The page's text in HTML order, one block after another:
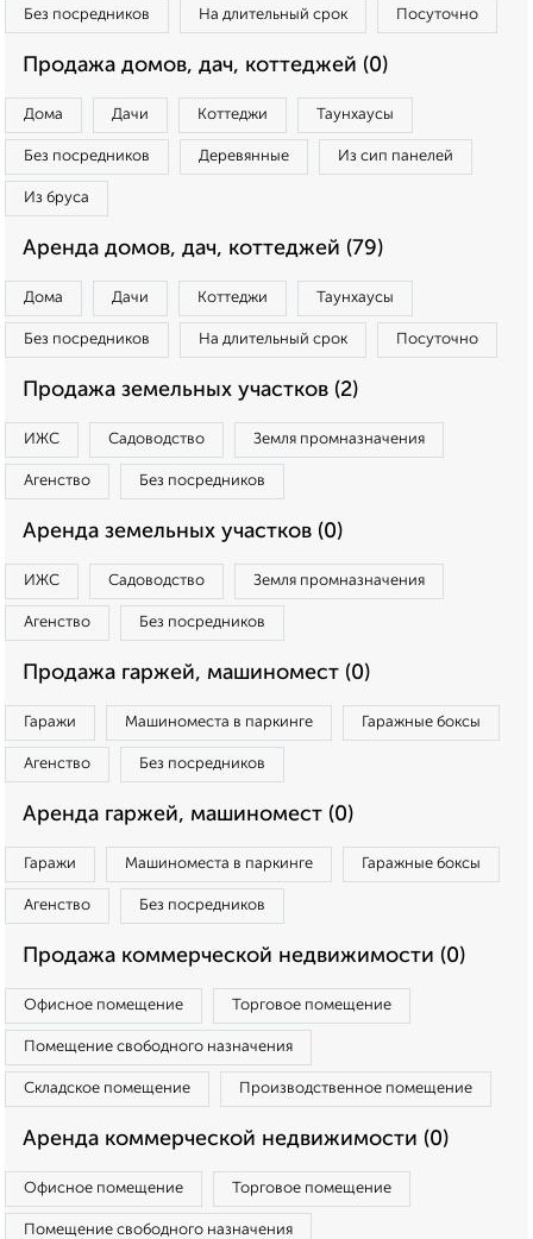
Без посредников На длительный срок Посуточно
Продажа домов, дач, коттеджей (0)
Дома Дачи Коттеджи Таунхаусы
Без посредников Деревянные Из сип панелей
Из бруса
Аренда домов, дач, коттеджей (79)
Дома Дачи Коттеджи Таунхаусы
Без посредников На длительный срок Посуточно
Продажа земельных участков (2)
ИЖС Садоводство Земля промназначения
Агенство Без посредников
Аренда земельных участков (0)
ИЖС Садоводство Земля промназначения
Агенство Без посредников
Продажа гаржей, машиномест (0)
Гаражи Машиноместа в паркинге Гаражные боксы
Агенство Без посредников
Аренда гаржей, машиномест (0)
Гаражи Машиноместа в паркинге Гаражные боксы
Агенство Без посредников
Продажа коммерческой недвижимости (0)
Офисное помещение Торговое помещение
Помещение свободного назначения
Складское помещение Производственное помещение
Аренда коммерческой недвижимости (0)
Офисное помещение Торговое помещение
Помещение свободного назначения